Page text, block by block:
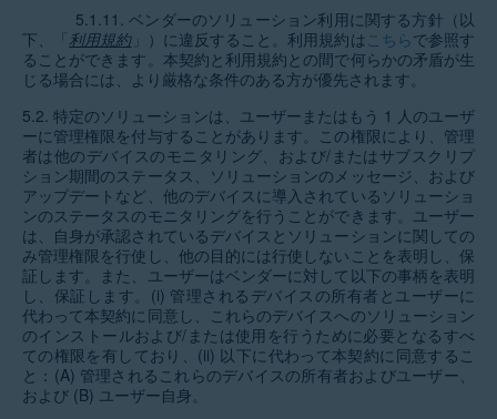
5.1.11. ベンダーのソリューション利用に関する方針（以
下、「 利用規約」）に違反すること。利用規約は こちらで参照す
ることができます。本契約と利用規約との間で何らかの矛盾が生
じる場合には、より厳格な条件のある方が優先されます。
5.2. 特定のソリューションは、ユーザーまたはもう 1 人のユーザ
ーに管理権限を付与することがあります。この権限により、管理
者は他のデバイスのモニタリング、および/またはサブスクリプ
ション期間のステータス、ソリューションのメッセージ、および
アップデートなど、他のデバイスに導入されているソリューショ
ンのステータスのモニタリングを行うことができます。ユーザー
は、自身が承認されているデバイスとソリューションに関しての
み管理権限を行使し、他の目的には行使しないことを表明し、保
証します。また、ユーザーはベンダーに対して以下の事柄を表明
し、保証します。(i) 管理されるデバイスの所有者とユーザーに
代わって本契約に同意し、これらのデバイスへのソリューション
のインストールおよび/または使用を行うために必要となるすべ
ての権限を有しており、(ii) 以下に代わって本契約に同意するこ
と：(A) 管理されるこれらのデバイスの所有者およびユーザー、
および (B) ユーザー自身。